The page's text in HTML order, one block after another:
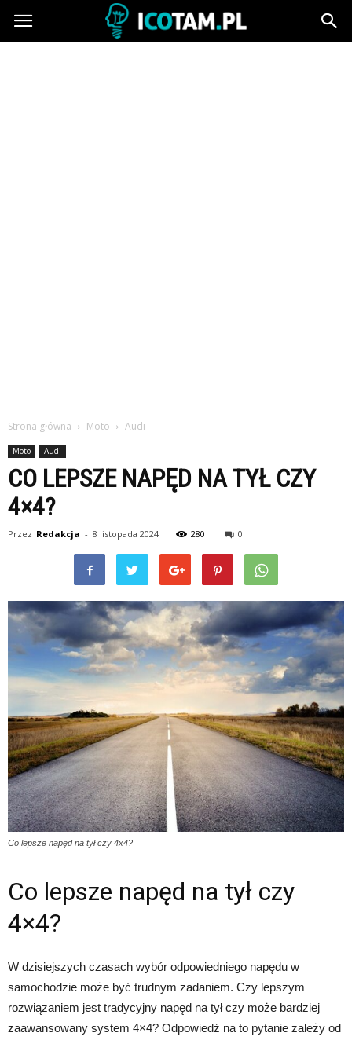
icotam.pl
Strona główna Moto Audi
Moto Audi
CO LEPSZE NAPĘD NA TYŁ CZY
4×4?
Przez Redakcja - 8 listopada 2024 280 0
Co lepsze napęd na tył czy 4x4?
Co lepsze napęd na tył czy
4×4?
W dzisiejszych czasach wybór odpowiedniego napędu w
samochodzie może być trudnym zadaniem. Czy lepszym
rozwiązaniem jest tradycyjny napęd na tył czy może bardziej
zaawansowany system 4×4? Odpowiedź na to pytanie zależy od